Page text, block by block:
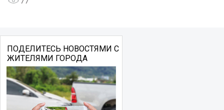
ПОДЕЛИТЕСЬ НОВОСТЯМИ С
ЖИТЕЛЯМИ ГОРОДА